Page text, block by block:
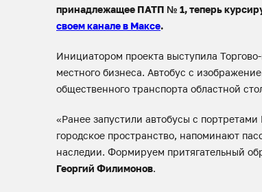
принадлежащее ПАТП № 1, теперь
своем канале в Максе.
Инициатором проекта выступила
местного бизнеса. Автобус с
общественного транспорта областной
«Ранее запустили автобусы с
городское пространство, напоминают
наследии. Формируем притягательный
Георгий Филимонов.